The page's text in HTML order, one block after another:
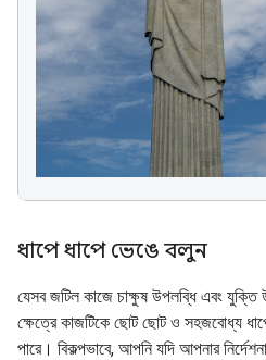
ধাপে ধাপে ভেঙে বলুন
যেসব জটিল কাজে চাক্ষুষ উপলব্ধি এবং
ক্ষেত্রে কাজটিকে ছোট ছোট ও সহজবোধ্য
পারে। বিকল্পভাবে, আপনি যদি আপনার